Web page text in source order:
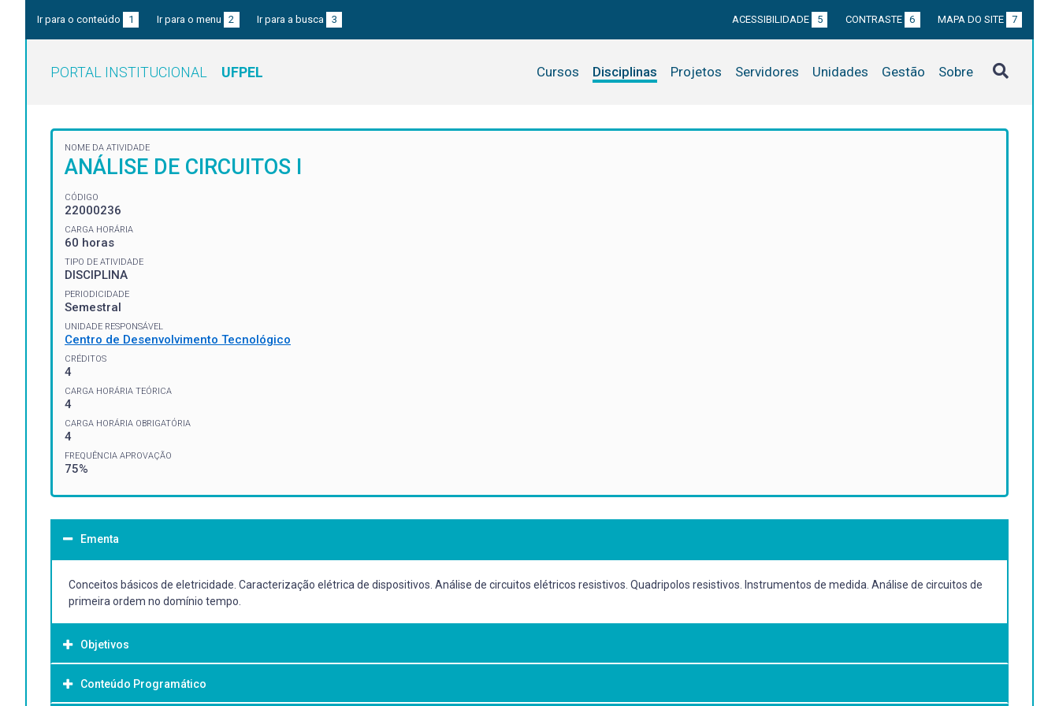
Ir para o conteúdo 1 Ir para o menu 2 Ir para a busca 3 ACESSIBILIDADE 5 CONTRASTE 6 MAPA DO SITE 7
PORTAL INSTITUCIONAL UFPEL Cursos Disciplinas Projetos Servidores Unidades Gestão Sobre
NOME DA ATIVIDADE
ANÁLISE DE CIRCUITOS I
CÓDIGO
22000236
CARGA HORÁRIA
60 horas
TIPO DE ATIVIDADE
DISCIPLINA
PERIODICIDADE
Semestral
UNIDADE RESPONSÁVEL
Centro de Desenvolvimento Tecnológico
CRÉDITOS
4
CARGA HORÁRIA TEÓRICA
4
CARGA HORÁRIA OBRIGATÓRIA
4
FREQUÊNCIA APROVAÇÃO
75%
Ementa
Conceitos básicos de eletricidade. Caracterização elétrica de dispositivos. Análise de circuitos elétricos resistivos. Quadripolos resistivos. Instrumentos de medida. Análise de circuitos de
primeira ordem no domínio tempo.
Objetivos
Objetivo Geral:
Conteúdo Programático